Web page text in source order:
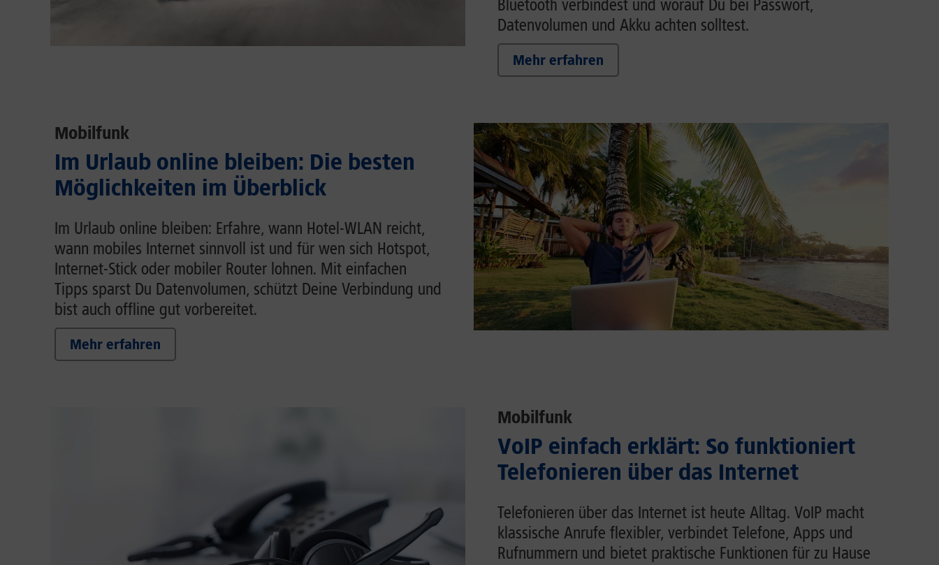
Bluetooth verbindest und worauf Du bei Passwort,
Datenvolumen und Akku achten solltest.
Mehr erfahren
Mobilfunk
Im Urlaub online bleiben: Die besten
Möglichkeiten im Überblick
Im Urlaub online bleiben: Erfahre, wann Hotel-WLAN reicht,
wann mobiles Internet sinnvoll ist und für wen sich Hotspot,
Internet-Stick oder mobiler Router lohnen. Mit einfachen
Tipps sparst Du Datenvolumen, schützt Deine Verbindung und
bist auch offline gut vorbereitet.
Mehr erfahren
Mobilfunk
VoIP einfach erklärt: So funktioniert
Telefonieren über das Internet
Telefonieren über das Internet ist heute Alltag. VoIP macht
klassische Anrufe flexibler, verbindet Telefone, Apps und
Rufnummern und bietet praktische Funktionen für zu Hause